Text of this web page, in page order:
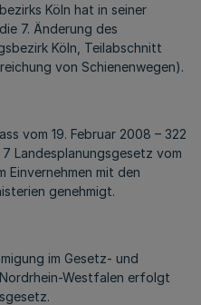
Köln hat in seiner
7. Änderung des
Köln, Teilabschnitt
von Schienenwegen).
vom 19. Februar 2008 – 322
Landesplanungsgesetz vom
Einvernehmen mit den
genehmigt.
im Gesetz- und
Westfalen erfolgt